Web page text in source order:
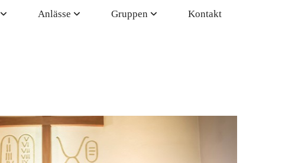
Anlässe Gruppen Kontakt